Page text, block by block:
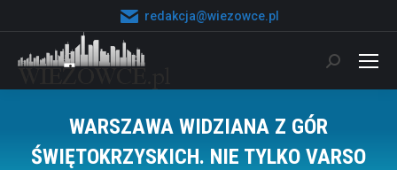
redakcja@wiezowce.pl
Szukaj:
WARSZAWA WIDZIANA Z GÓR
ŚWIĘTOKRZYSKICH. NIE TYLKO VARSO